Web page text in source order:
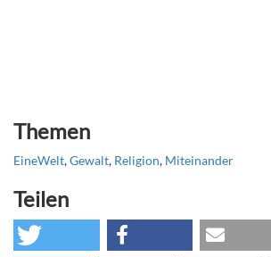
Themen
EineWelt,Gewalt, Religion, Miteinander
Teilen